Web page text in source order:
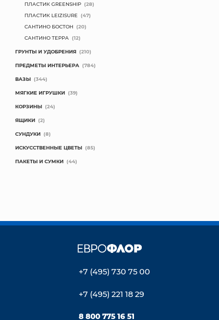
ПЛАСТИК GREENSHIP (28)
ПЛАСТИК LEIZISURE (47)
САНТИНО БОСТОН (20)
САНТИНО ТЕРРА (12)
ГРУНТЫ И УДОБРЕНИЯ (210)
ПРЕДМЕТЫ ИНТЕРЬЕРА (784)
ВАЗЫ (344)
МЯГКИЕ ИГРУШКИ (39)
КОРЗИНЫ (24)
ЯЩИКИ (2)
СУНДУКИ (8)
ИСКУССТВЕННЫЕ ЦВЕТЫ (85)
ПАКЕТЫ И СУМКИ (44)
+7 (495) 730 75 00
+7 (495) 221 18 29
8 800 775 16 51